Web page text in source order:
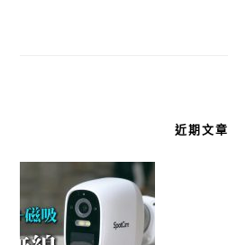
近期文章